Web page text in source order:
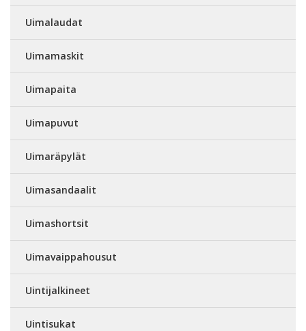
Uimalaudat
Uimamaskit
Uimapaita
Uimapuvut
Uimaräpylät
Uimasandaalit
Uimashortsit
Uimavaippahousut
Uintijalkineet
Uintisukat